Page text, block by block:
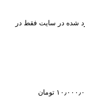
شده در سایت فقط در